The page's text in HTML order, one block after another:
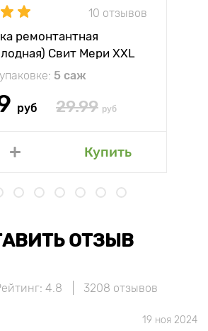
10 отзывов
ремонтантная
Свит Мери XXL
5 саж
руб 29.99 руб
Купить
ОТЗЫВ
4.8 3208 отзывов
19 ноя 2024